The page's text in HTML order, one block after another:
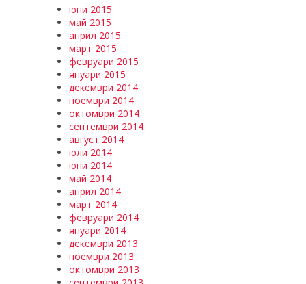
юни 2015
май 2015
април 2015
март 2015
февруари 2015
януари 2015
декември 2014
ноември 2014
октомври 2014
септември 2014
август 2014
юли 2014
юни 2014
май 2014
април 2014
март 2014
февруари 2014
януари 2014
декември 2013
ноември 2013
октомври 2013